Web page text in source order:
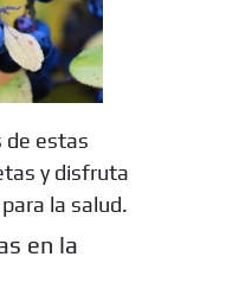
de estas
y disfruta
la salud.
en la